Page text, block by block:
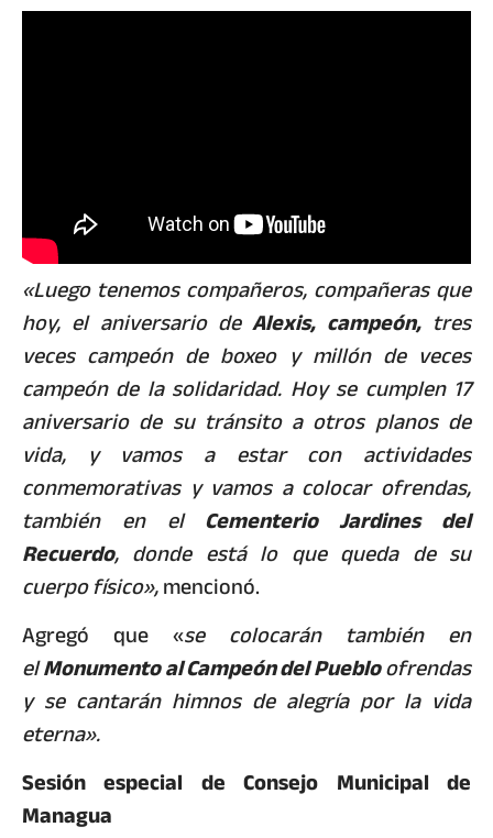
«Luego tenemos compañeros, compañeras que
hoy, el aniversario deAlexis, campeón,tres
veces campeón de boxeo y millón de veces
campeón de la solidaridad. Hoy se cumplen 17
aniversario de su tránsito a otros planos de
vida, y vamos a estar con actividades
conmemorativas y vamos a colocar ofrendas,
también en el Cementerio Jardines del
Recuerdo, donde está lo que queda de su
cuerpo físico»,mencionó.
Agregó que «se colocarán también en
elMonumento al Campeón del Puebloofrendas
y se cantarán himnos de alegría por la vida
eterna».
Sesión especial de Consejo Municipal de
Managua